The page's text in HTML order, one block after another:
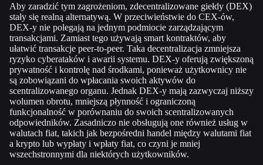
Aby zaradzić tym zagrożeniom, zdecentralizowane giełdy (DEX)
stały się realną alternatywą. W przeciwieństwie do CEX-ów,
DEX-y nie polegają na jednym podmiocie zarządzającym
transakcjami. Zamiast tego używają smart kontraktów, aby
ułatwić transakcje peer-to-peer. Taka decentralizacja zmniejsza
ryzyko cyberataków i awarii systemu. DEX-y oferują zwiększoną
prywatność i kontrolę nad środkami, ponieważ użytkownicy nie
są zobowiązani do wpłacania swoich aktywów do
scentralizowanego organu. Jednak DEX-y mają zazwyczaj niższy
wolumen obrotu, mniejszą płynność i ograniczoną
funkcjonalność w porównaniu do swoich scentralizowanych
odpowiedników. Zasadniczo nie obsługują one również usług w
walutach fiat, takich jak bezpośredni handel między walutami fiat
a krypto lub wypłaty i wpłaty fiat, co czyni je mniej
wszechstronnymi dla niektórych użytkowników.